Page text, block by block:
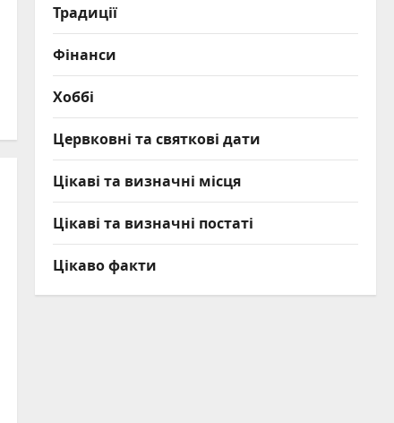
Традиції
Фінанси
Хоббі
Цервковні та святкові дати
Цікаві та визначні місця
Цікаві та визначні постаті
Цікаво факти